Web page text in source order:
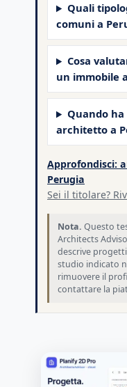
Quali
comuni a
Cosa
un immobile
Quando
architetto a
Approfondisci:
Perugia
Sei il titolare?
Nota. Questo
Architects
descrive
studio indicato
rimuovere il
contattare la